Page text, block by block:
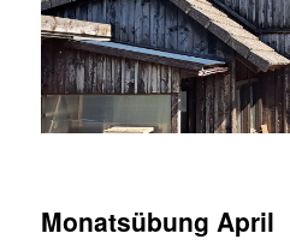
Monatsübung April